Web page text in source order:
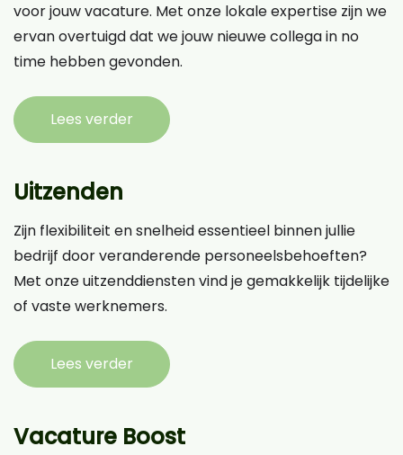
voor jouw vacature. Met onze lokale expertise zijn we
ervan overtuigd dat we jouw nieuwe collega in no
time hebben gevonden.
Lees verder
Uitzenden
Zijn flexibiliteit en snelheid essentieel binnen jullie
bedrijf door veranderende personeelsbehoeften?
Met onze uitzenddiensten vind je gemakkelijk tijdelijke
of vaste werknemers.
Lees verder
Vacature Boost